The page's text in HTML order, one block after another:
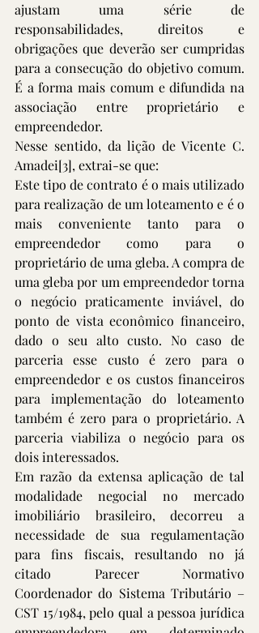
ajustam uma série de
responsabilidades, direitos e
obrigações que deverão ser cumpridas
para a consecução do objetivo comum.
É a forma mais comum e difundida na
associação entre proprietário e
empreendedor.
Nesse sentido, da lição de Vicente C.
Amadei[3], extrai-se que:
Este tipo de contrato é o mais utilizado
para realização de um loteamento e é o
mais conveniente tanto para o
empreendedor como para o
proprietário de uma gleba. A compra de
uma gleba por um empreendedor torna
o negócio praticamente inviável, do
ponto de vista econômico financeiro,
dado o seu alto custo. No caso de
parceria esse custo é zero para o
empreendedor e os custos financeiros
para implementação do loteamento
também é zero para o proprietário. A
parceria viabiliza o negócio para os
dois interessados.
Em razão da extensa aplicação de tal
modalidade negocial no mercado
imobiliário brasileiro, decorreu a
necessidade de sua regulamentação
para fins fiscais, resultando no já
citado Parecer Normativo
Coordenador do Sistema Tributário –
CST 15/1984, pelo qual a pessoa jurídica